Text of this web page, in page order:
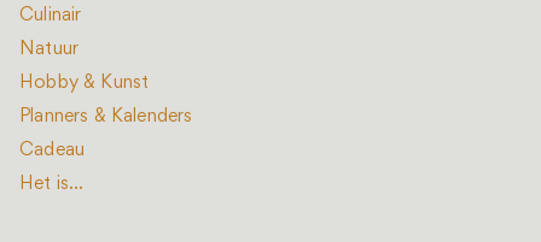
Culinair
Natuur
Hobby & Kunst
Planners & Kalenders
Cadeau
Het is...